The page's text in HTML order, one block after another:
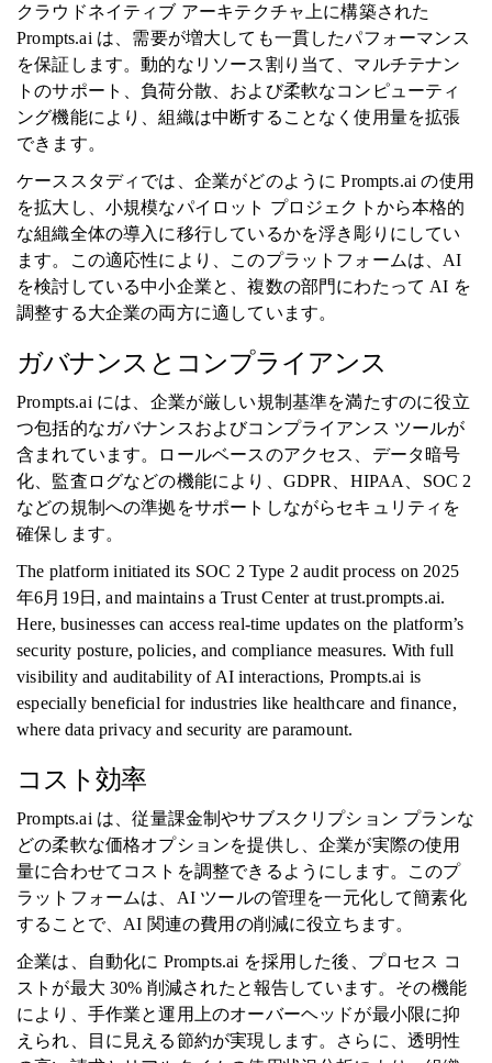
クラウドネイティブ アーキテクチャ上に構築された
Prompts.ai は、需要が増大しても一貫したパフォーマンス
を保証します。動的なリソース割り当て、マルチテナン
トのサポート、負荷分散、および柔軟なコンピューティ
ング機能により、組織は中断することなく使用量を拡張
できます。
ケーススタディでは、企業がどのように Prompts.ai の使用
を拡大し、小規模なパイロット プロジェクトから本格的
な組織全体の導入に移行しているかを浮き彫りにしてい
ます。この適応性により、このプラットフォームは、AI
を検討している中小企業と、複数の部門にわたって AI を
調整する大企業の両方に適しています。
ガバナンスとコンプライアンス
Prompts.ai には、企業が厳しい規制基準を満たすのに役立
つ包括的なガバナンスおよびコンプライアンス ツールが
含まれています。ロールベースのアクセス、データ暗号
化、監査ログなどの機能により、GDPR、HIPAA、SOC 2
などの規制への準拠をサポートしながらセキュリティを
確保します。
The platform initiated its SOC 2 Type 2 audit process on 2025
年6月19日, and maintains a Trust Center at trust.prompts.ai.
Here, businesses can access real-time updates on the platform’s
security posture, policies, and compliance measures. With full
visibility and auditability of AI interactions, Prompts.ai is
especially beneficial for industries like healthcare and finance,
where data privacy and security are paramount.
コスト効率
Prompts.ai は、従量課金制やサブスクリプション プランな
どの柔軟な価格オプションを提供し、企業が実際の使用
量に合わせてコストを調整できるようにします。このプ
ラットフォームは、AI ツールの管理を一元化して簡素化
することで、AI 関連の費用の削減に役立ちます。
企業は、自動化に Prompts.ai を採用した後、プロセス コ
ストが最大 30% 削減されたと報告しています。その機能
により、手作業と運用上のオーバーヘッドが最小限に抑
えられ、目に見える節約が実現します。さらに、透明性